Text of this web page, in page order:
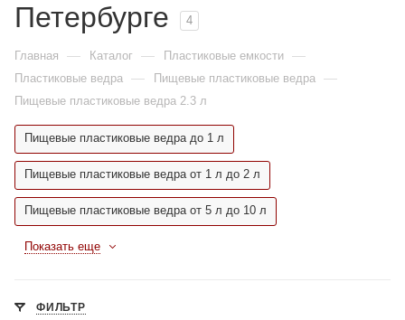
Петербурге
4
Главная — Каталог — Пластиковые емкости —
Пластиковые ведра — Пищевые пластиковые ведра —
Пищевые пластиковые ведра 2.3 л
Пищевые пластиковые ведра до 1 л
Пищевые пластиковые ведра от 1 л до 2 л
Пищевые пластиковые ведра от 5 л до 10 л
Показать еще
ФИЛЬТР